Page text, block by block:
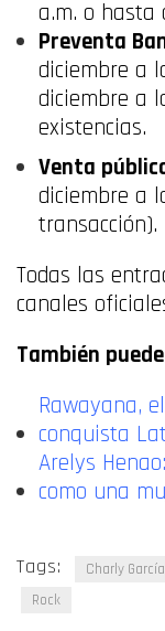
a.m. o hasta
Preventa
diciembre a
diciembre a
existencias.
Venta
diciembre a
transacción).
Todas las
canales
También
Rawayana,
conquista
Arelys
como una
Tags: Charly García
Rock